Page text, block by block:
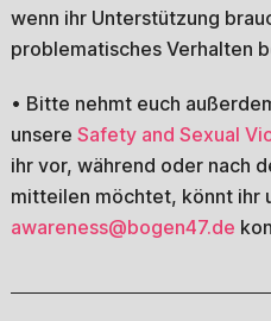
wenn ihr Unterstützung
problematisches Verhalten
• Bitte nehmt euch
unsere Safety and Sexual
ihr vor, während oder nach
mitteilen möchtet, könnt ihr
awareness@bogen47.de